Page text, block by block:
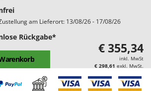
Obst und Oliven
Pflanzenschutz
am Lieferort: 13/08/26 - 17/08/26
Rückgabe*
€ 355,34
inkl. MwSt
€ 298,61 exkl. MwSt.